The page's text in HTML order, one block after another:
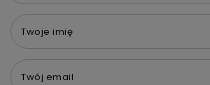
Twoje imię
Twój email